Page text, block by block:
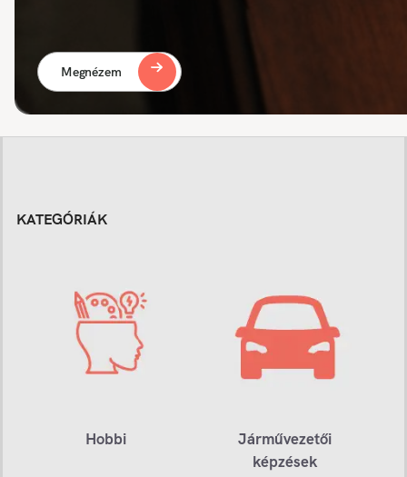
Megnézem
KATEGÓRIÁK
Hobbi
Járművezetői
képzések